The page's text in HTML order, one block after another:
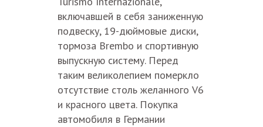
включавшей в себя заниженную
подвеску, 19-дюймовые диски,
тормоза Brembo и спортивную
выпускную систему. Перед
таким великолепием померкло
отсутствие столь желанного V6
и красного цвета. Покупка
автомобиля в Германии